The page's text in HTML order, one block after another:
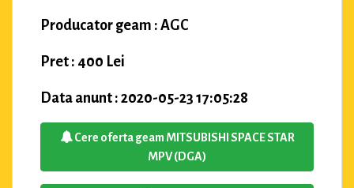
Producator geam : AGC
Pret : 400 Lei
Data anunt : 2020-05-23 17:05:28
Cere oferta geam MITSUBISHI SPACE STAR
MPV (DGA)